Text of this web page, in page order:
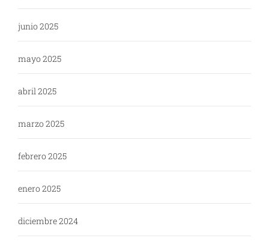
junio 2025
mayo 2025
abril 2025
marzo 2025
febrero 2025
enero 2025
diciembre 2024